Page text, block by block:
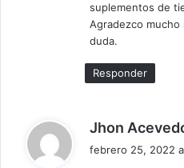
suplementos de
Agradezco
duda.
Responder
Jhon
febrero 25, 2022